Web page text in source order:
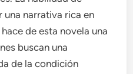
una narrativa rica en
de esta novela una
buscan una
de la condición